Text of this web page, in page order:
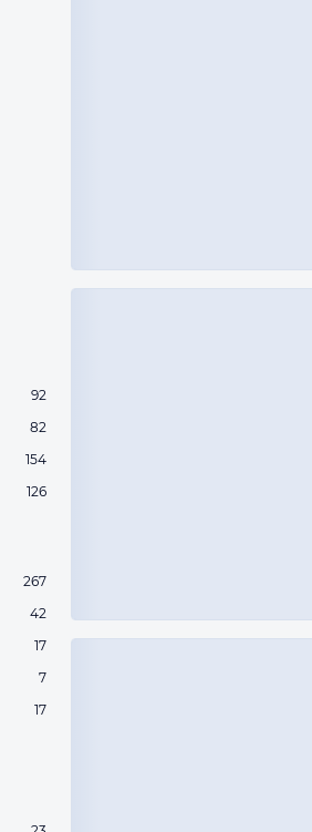
92
82
154
126
267
42
17
7
17